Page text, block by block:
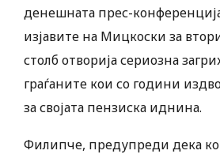
денешната прес-
изјавите на Мицкоски за
столб отворија сериозна
граѓаните кои со години
за својата пензиска иднина.
Филипче, предупреди дека